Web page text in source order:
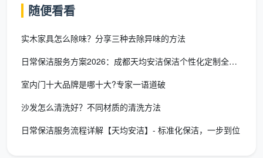
随便看看
实木家具怎么除味？分享三种去除异味的方法
日常保洁服务方案2026：成都天均安洁保洁个性化定制全流程解
室内门十大品牌是哪十大?专家一语道破
沙发怎么清洗好？不同材质的清洗方法
日常保洁服务流程详解【天均安洁】- 标准化保洁，一步到位